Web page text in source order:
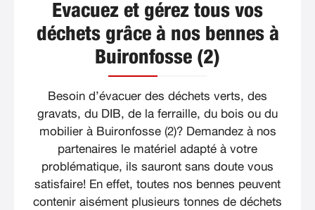
Evacuez et gérez tous vos
déchets grâce à nos bennes à
Buironfosse (2)
Besoin d’évacuer des déchets verts, des
gravats, du DIB, de la ferraille, du bois ou du
mobilier à Buironfosse (2)? Demandez à nos
partenaires le matériel adapté à votre
problématique, ils sauront sans doute vous
satisfaire! En effet, toutes nos bennes peuvent
contenir aisément plusieurs tonnes de déchets